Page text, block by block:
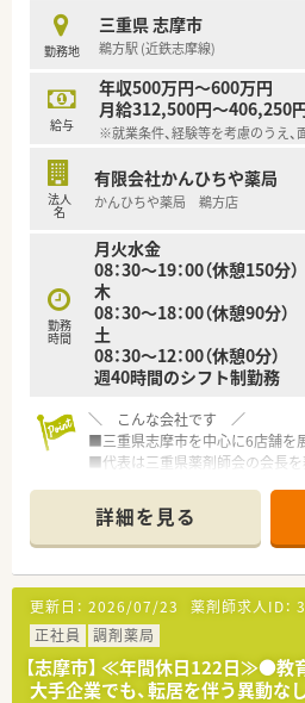
こうした働きやすい環境づくり
ループ』でご活躍されてみませんか
■残業は月平均10時間程度と少
クライフバランスを保てる環境で
■夏季休暇や年末年始休暇も取得
リフレッシュする時間も確保でき
【職場環境と雰囲気】
■眼科メインの応需科目のため、
■週に一度各店舗で勉強会を実施
しての知識・レベルアップを図る
活気がありチームワークを重視す
勤務地
三重県 志摩市
鵜方駅 (近鉄志摩線)
給与
年収500万円～600万円
月給312,500円～406,250
※就業条件、経験等を考慮のうえ、
法人
名
有限会社かんひちや薬局
かんひちや薬局 鵜方店
勤務
時間
月火水金
08：30～19：00（休憩150分）
木
08：30～18：00（休憩90分）
土
08：30～12：00（休憩0分）
週40時間のシフト制勤務
＼ こんな会社です ／
■三重県志摩市を中心に6店舗を
■代表は三重県薬剤師会の会長を
■代表は今なお、調剤室に入り現
■ご家族で経営されており、どの
す。
■将来的に管理薬剤師をお任せで
るを募集！
＼ 働く魅力について ／
■残業は基本的に少なく、プライ
きます。
■今後在宅医療に力を入れていく
詳細を見る
更新日： 2026/07/23 薬剤師求人ID：
正社員
調剤薬局
【志摩市】 ≪年間休日122日≫●教
大手企業でも、転居を伴う異動な